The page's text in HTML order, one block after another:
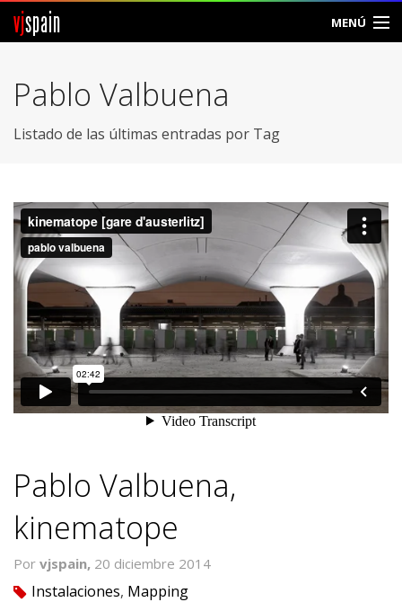
vjspain MENÚ
Foros
Ayuda
Contacto
Entrar
Crear Cuenta
Pablo Valbuena
Listado de las últimas entradas por Tag
Pablo Valbuena,
kinematope
Por vjspain, 20 diciembre 2014
tag Instalaciones, Mapping